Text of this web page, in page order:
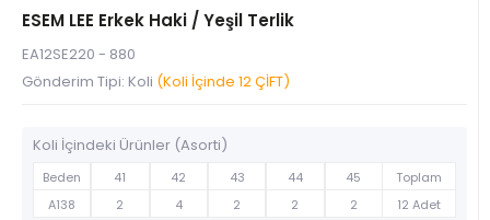
ESEM LEE Erkek Haki / Yeşil Terlik
EA12SE220 - 880
Gönderim Tipi: Koli (Koli İçinde 12 ÇİFT)
Koli İçindeki Ürünler (Asorti)
Beden 41 42 43 44 45
Toplam
A138
2 4 2 2 2 12 Adet